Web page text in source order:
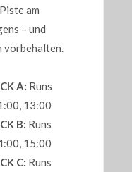
am
– und
vorbehalten.
A: Runs
13:00
B: Runs
15:00
C: Runs